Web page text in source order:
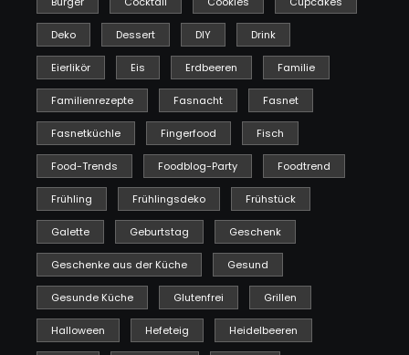
Deko Dessert DIY Drink
Eierlikör Eis Erdbeeren Familie
Familienrezepte Fasnacht Fasnet
Fasnetküchle Fingerfood Fisch
Food-Trends Foodblog-Party Foodtrend
Frühling Frühlingsdeko Frühstück
Galette Geburtstag Geschenk
Geschenke aus der Küche Gesund
Gesunde Küche Glutenfrei Grillen
Halloween Hefeteig Heidelbeeren